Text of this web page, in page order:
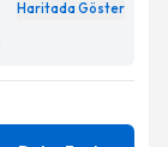
Haritada Göster